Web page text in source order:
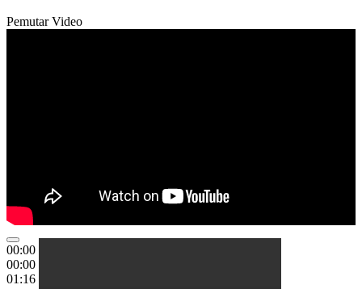
Pemutar Video
00:00
00:00
01:16